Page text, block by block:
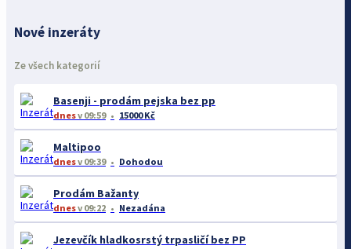
Nové inzeráty
Ze všech kategorií
Basenji - prodám pejska bez pp
dnesv 09:59 15000 Kč
Maltipoo
dnesv 09:39 Dohodou
Prodám Bažanty
dnesv 09:22 Nezadána
Jezevčík hladkosrstý trpasličí bez PP